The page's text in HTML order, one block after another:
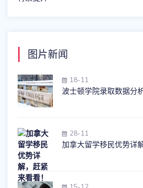
图片新闻
18-11
波士顿学院录取数据分
28-11
加拿大留学移民优势详
15-12